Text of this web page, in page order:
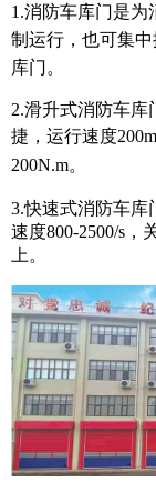
1.消防车库门是
制运行，也可集
库门。
2.滑升式消防车
捷，运行速度
200N.m。
3.快速式消防车库
速度800-2500/s，
上。